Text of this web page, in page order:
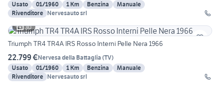
Usato
01/1960 1 Km Benzina
Manuale
Rivenditore Nervesauto srl
30
Triumph TR4 TR4A IRS Rosso Interni Pelle Nera 1966
22.799 €Nervesa della Battaglia (TV)
Usato
01/1960 1 Km Benzina
Manuale
Rivenditore Nervesauto srl